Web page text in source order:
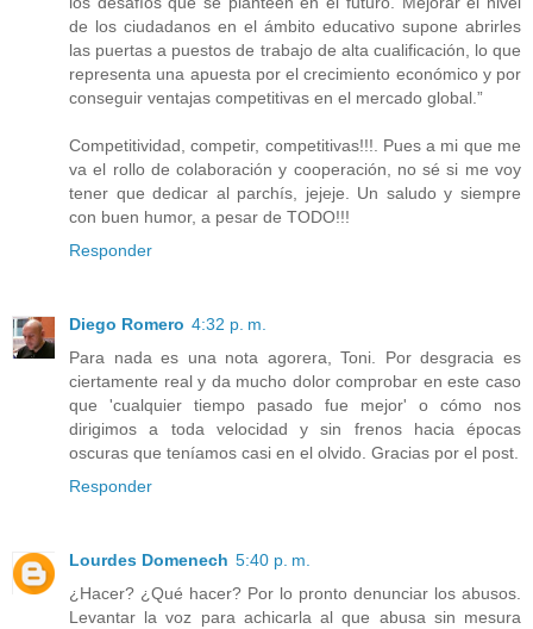
de los ciudadanos en el ámbito educativo supone abrirles
las puertas a puestos de trabajo de alta cualificación, lo que
representa una apuesta por el crecimiento económico y por
conseguir ventajas competitivas en el mercado global.”
Competitividad, competir, competitivas!!!. Pues a mi que me
va el rollo de colaboración y cooperación, no sé si me voy
tener que dedicar al parchís, jejeje. Un saludo y siempre
con buen humor, a pesar de TODO!!!
Responder
Diego Romero 4:32 p. m.
Para nada es una nota agorera, Toni. Por desgracia es
ciertamente real y da mucho dolor comprobar en este caso
que 'cualquier tiempo pasado fue mejor' o cómo nos
dirigimos a toda velocidad y sin frenos hacia épocas
oscuras que teníamos casi en el olvido. Gracias por el post.
Responder
Lourdes Domenech 5:40 p. m.
¿Hacer? ¿Qué hacer? Por lo pronto denunciar los abusos.
Levantar la voz para achicarla al que abusa sin mesura